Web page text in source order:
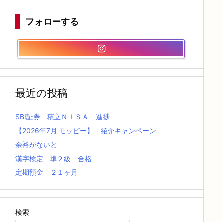
フォローする
最近の投稿
SBI証券 積立ＮＩＳＡ 進捗
【2026年7月 モッピー】 紹介キャンペーン
余裕がないと
漢字検定 準２級 合格
定期預金 ２１ヶ月
検索